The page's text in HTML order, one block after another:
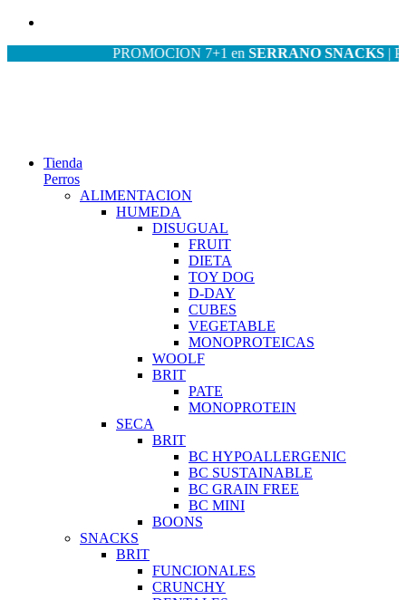
PROMOCION 7+1 enSERRANO SNACKS|
Tienda
Perros
ALIMENTACION
HUMEDA
DISUGUAL
FRUIT
DIETA
TOY DOG
D-DAY
CUBES
VEGETABLE
MONOPROTEICAS
WOOLF
BRIT
PATE
MONOPROTEIN
SECA
BRIT
BC HYPOALLERGENIC
BC SUSTAINABLE
BC GRAIN FREE
BC MINI
BOONS
SNACKS
BRIT
FUNCIONALES
CRUNCHY